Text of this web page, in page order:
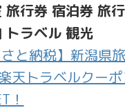
旅行券 宿泊券 旅
トラベル 観光
さと納税】新潟県
天トラベルクー
！